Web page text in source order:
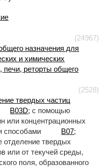
(24967)
назначения для
и химических
печи, реторты общего
(2528)
твердых частиц
B03D; с помощью
или концентрационных
способами B07;
отделение твердых
или от текучей среды,
поля, образованного